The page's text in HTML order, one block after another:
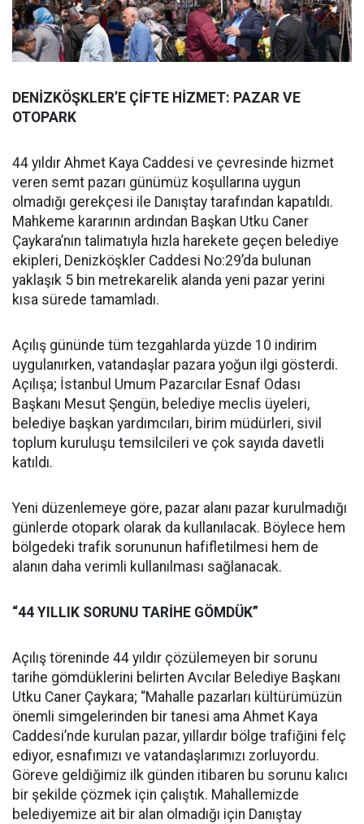
DENİZKÖŞKLER’E ÇİFTE HİZMET: PAZAR VE
OTOPARK
44 yıldır Ahmet Kaya Caddesi ve çevresinde hizmet
veren semt pazarı günümüz koşullarına uygun
olmadığı gerekçesi ile Danıştay tarafından kapatıldı.
Mahkeme kararının ardından Başkan Utku Caner
Çaykara’nın talimatıyla hızla harekete geçen belediye
ekipleri, Denizköşkler Caddesi No:29’da bulunan
yaklaşık 5 bin metrekarelik alanda yeni pazar yerini
kısa sürede tamamladı.
Açılış gününde tüm tezgahlarda yüzde 10 indirim
uygulanırken, vatandaşlar pazara yoğun ilgi gösterdi.
Açılışa; İstanbul Umum Pazarcılar Esnaf Odası
Başkanı Mesut Şengün, belediye meclis üyeleri,
belediye başkan yardımcıları, birim müdürleri, sivil
toplum kuruluşu temsilcileri ve çok sayıda davetli
katıldı.
Yeni düzenlemeye göre, pazar alanı pazar kurulmadığı
günlerde otopark olarak da kullanılacak. Böylece hem
bölgedeki trafik sorununun hafifletilmesi hem de
alanın daha verimli kullanılması sağlanacak.
“44 YILLIK SORUNU TARİHE GÖMDÜK”
Açılış töreninde 44 yıldır çözülemeyen bir sorunu
tarihe gömdüklerini belirten Avcılar Belediye Başkanı
Utku Caner Çaykara; “Mahalle pazarları kültürümüzün
önemli simgelerinden bir tanesi ama Ahmet Kaya
Caddesi’nde kurulan pazar, yıllardır bölge trafiğini felç
ediyor, esnafımızı ve vatandaşlarımızı zorluyordu.
Göreve geldiğimiz ilk günden itibaren bu sorunu kalıcı
bir şekilde çözmek için çalıştık. Mahallemizde
belediyemize ait bir alan olmadığı için Danıştay